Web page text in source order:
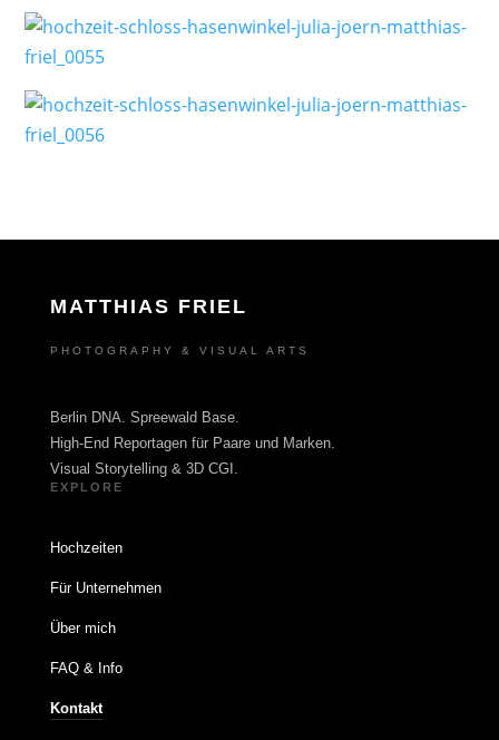
MATTHIAS FRIEL
PHOTOGRAPHY & VISUAL ARTS
Berlin DNA. Spreewald Base.
High-End Reportagen für Paare und Marken.
Visual Storytelling & 3D CGI.
EXPLORE
Hochzeiten
Für Unternehmen
Über mich
FAQ & Info
Kontakt